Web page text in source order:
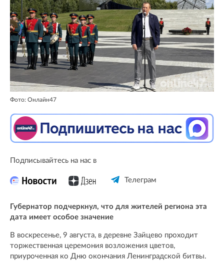
Фото: Онлайн47
Подписывайтесь на нас в
Телеграм
Губернатор подчеркнул, что для жителей региона эта
дата имеет особое значение
В воскресенье, 9 августа, в деревне Зайцево проходит
торжественная церемония возложения цветов,
приуроченная ко Дню окончания Ленинградской битвы.